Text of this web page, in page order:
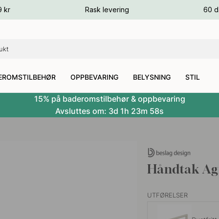
kr Rask levering 60
OPPBEVARING BELYSNING
STIL
15% på baderomstilbehør & oppbevaring
Avsluttes om: 3d 1h 23m 57s
Håndtak
UTFØRELSER